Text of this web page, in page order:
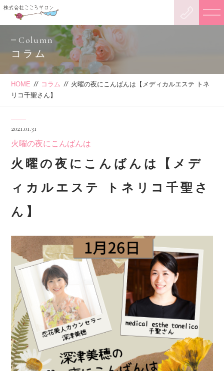
Column
コラム
HOME // コラム // 火曜の夜にこんばんは【メディカルエステ トネ
リコ千聖さん】
2021.01.31
火曜の夜にこんばんは
火曜の夜にこんばんは【メデ
ィカルエステ トネリコ千聖さ
ん】